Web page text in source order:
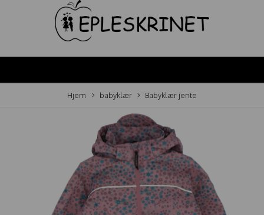
Hjem babyklær Babyklær jente